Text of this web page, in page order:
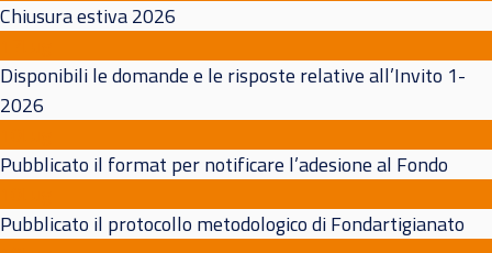
Chiusura estiva 2026
Disponibili le domande e le risposte relative all’Invito 1-
2026
Pubblicato il format per notificare l’adesione al Fondo
Pubblicato il protocollo metodologico di Fondartigianato